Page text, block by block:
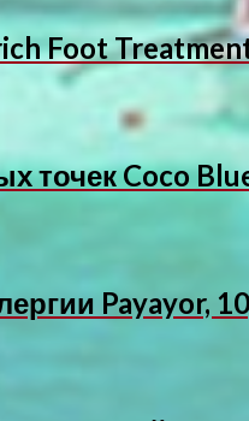
Foot
точек Coco
Payayor,